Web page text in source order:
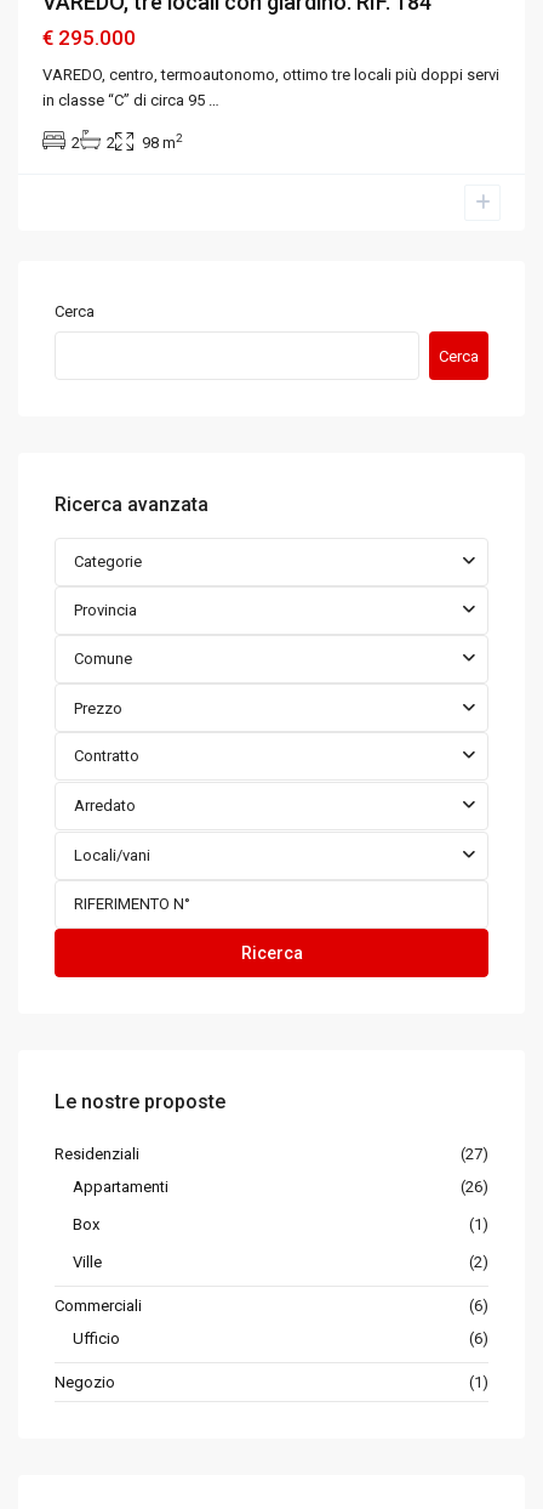
€ 295.000
VAREDO, centro, termoautonomo, ottimo tre locali più doppi servi
in classe “C” di circa 95 …
2 2 98 m2
Cerca
Cerca
Ricerca avanzata
Categorie
Provincia
Comune
Prezzo
Contratto
Arredato
Locali/vani
Ricerca
Le nostre proposte
Residenziali
(27)
Appartamenti
(26)
Box (1)
Ville (2)
Commerciali
(6)
Ufficio
(6)
Negozio (1)